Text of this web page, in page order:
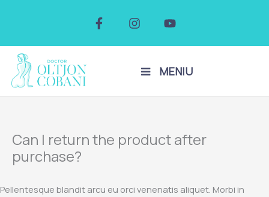
a
e
k
n
t
a
o
t
b
MENIU
Can I return the product after
purchase?
Pellentesque blandit arcu eu orci venenatis aliquet. Morbi in